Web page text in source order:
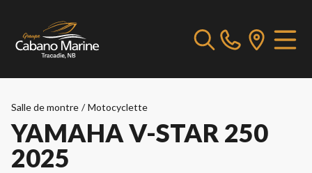
Salle de montre / Motocyclette
YAMAHA V-STAR 250
2025